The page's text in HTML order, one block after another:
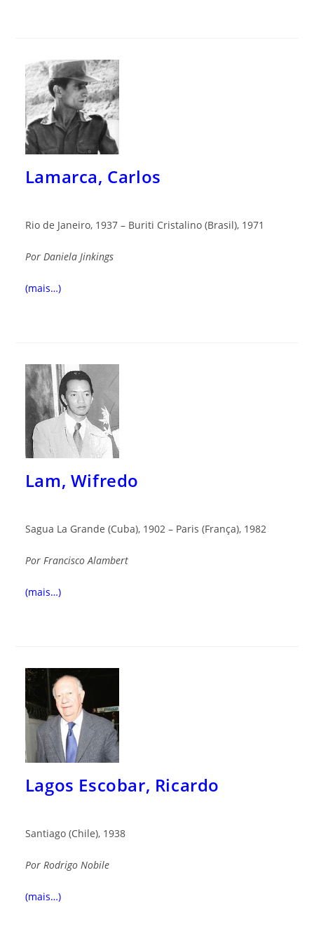
Lamarca, Carlos
Rio de Janeiro, 1937 – Buriti Cristalino (Brasil), 1971
Por Daniela Jinkings
(mais…)
Lam, Wifredo
Sagua La Grande (Cuba), 1902 – Paris (França), 1982
Por FranciscoAlambert
(mais…)
Lagos Escobar, Ricardo
Santiago (Chile), 1938
Por Rodrigo Nobile
(mais…)